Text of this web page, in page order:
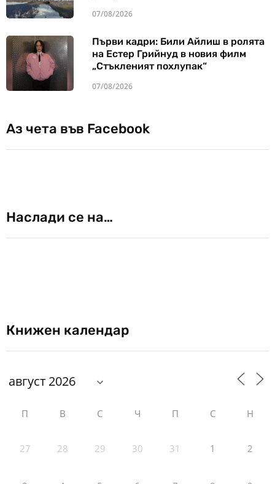
07/08/2026
Първи кадри: Били Айлиш в ролята
на Естер Грийнуд в новия филм
„Стъкленият похлупак“
07/08/2026
Аз чета във Facebook
Наслади се на…
Книжен календар
П В С Ч П С Н
27 28 29 30 31 1 2